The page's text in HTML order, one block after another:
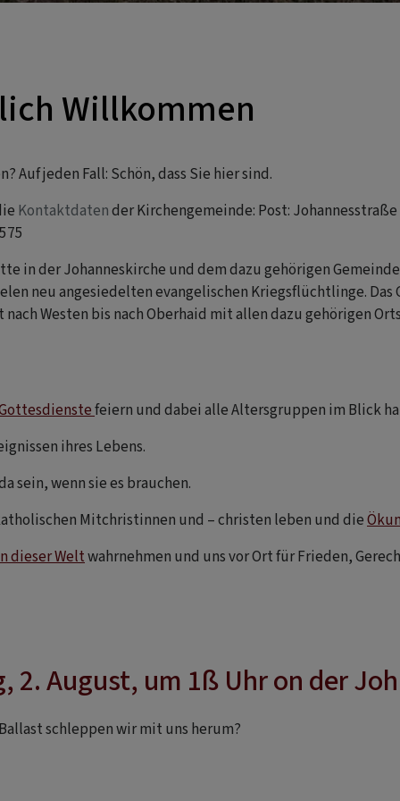
Willkommen
Auf jeden Fall: Schön, dass Sie hier sind.
Kontaktdatender Kirchengemeinde: Post:
in der Johanneskirche und dem dazu gehörigen
neu angesiedelten evangelischen Kriegsflüchtlinge.
Westen bis nach Oberhaid mit allen dazu gehörigen
feiern und dabei alle Altersgruppen im Blick
ihres Lebens.
sein, wenn sie es brauchen.
Mitchristinnen und – christen leben und die
dieser Weltwahrnehmen und uns vor Ort für Frieden,
2. August, um 1ß Uhr on der
schleppen wir mit uns herum?